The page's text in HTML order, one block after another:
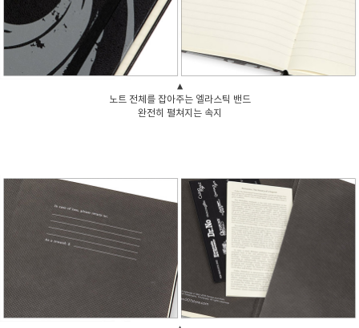
▲
노트 전체를 잡아주는 엘라스틱 밴드
완전히 펼쳐지는 속지